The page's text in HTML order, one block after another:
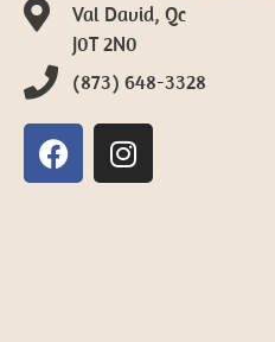
Val David, Qc
J0T 2N0
(873) 648-3328